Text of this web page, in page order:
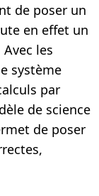
de poser un
en effet un
les
système
par
de science
de poser